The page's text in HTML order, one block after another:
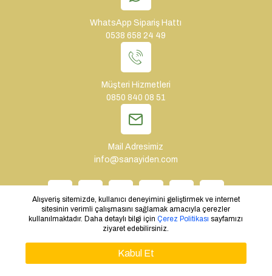
WhatsApp Sipariş Hattı
0538 658 24 49
Müşteri Hizmetleri
0850 840 08 51
Mail Adresimiz
info@sanayiden.com
Alışveriş sitemizde, kullanıcı deneyimini geliştirmek ve internet
sitesinin verimli çalışmasını sağlamak amacıyla çerezler
kullanılmaktadır. Daha detaylı bilgi içinÇerez Politikası sayfamızı
ziyaret edebilirsiniz.
Kabul Et